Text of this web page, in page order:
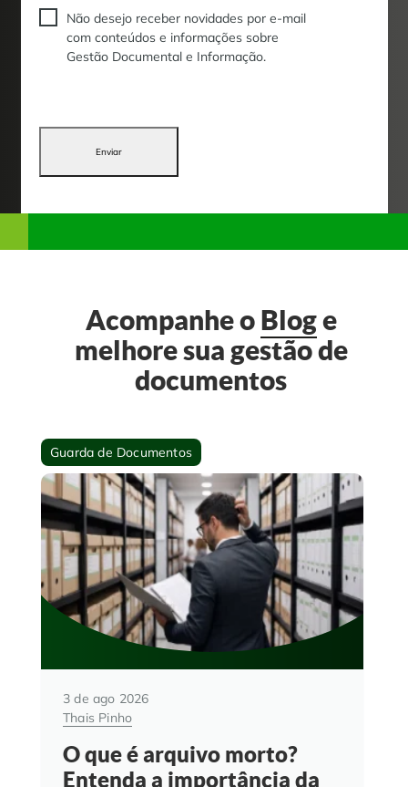
Não desejo receber novidades por e-mail
com conteúdos e informações sobre
Gestão Documental e Informação.
Enviar
Acompanhe o Bloge
melhore sua gestão de
documentos
Guarda de Documentos
3 de ago 2026
Thais Pinho
O que é arquivo morto?
Entenda a importância da